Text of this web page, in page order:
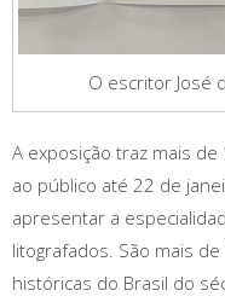
O escritor José
A exposição traz mais
ao público até 22 de
apresentar a
litografados. São mais
históricas do Brasil do